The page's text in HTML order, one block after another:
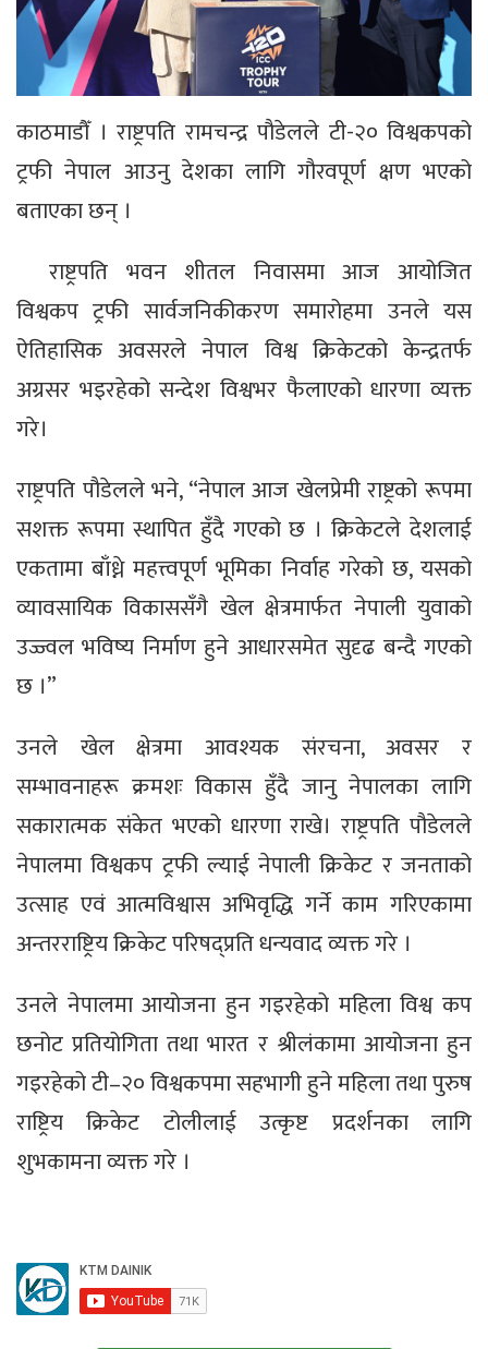
काठमाडौँ । राष्ट्रपति रामचन्द्र पौडेलले टी-२० विश्वकपको
ट्रफी नेपाल आउनु देशका लागि गौरवपूर्ण क्षण भएको
बताएका छन् ।
राष्ट्रपति भवन शीतल निवासमा आज आयोजित
विश्वकप ट्रफी सार्वजनिकीकरण समारोहमा उनले यस
ऐतिहासिक अवसरले नेपाल विश्व क्रिकेटको केन्द्रतर्फ
अग्रसर भइरहेको सन्देश विश्वभर फैलाएको धारणा व्यक्त
गरे।
राष्ट्रपति पौडेलले भने, “नेपाल आज खेलप्रेमी राष्ट्रको रूपमा
सशक्त रूपमा स्थापित हुँदै गएको छ । क्रिकेटले देशलाई
एकतामा बाँध्ने महत्त्वपूर्ण भूमिका निर्वाह गरेको छ, यसको
व्यावसायिक विकाससँगै खेल क्षेत्रमार्फत नेपाली युवाको
उज्ज्वल भविष्य निर्माण हुने आधारसमेत सुदृढ बन्दै गएको
छ ।”
उनले खेल क्षेत्रमा आवश्यक संरचना, अवसर र
सम्भावनाहरू क्रमशः विकास हुँदै जानु नेपालका लागि
सकारात्मक संकेत भएको धारणा राखे। राष्ट्रपति पौडेलले
नेपालमा विश्वकप ट्रफी ल्याई नेपाली क्रिकेट र जनताको
उत्साह एवं आत्मविश्वास अभिवृद्धि गर्ने काम गरिएकामा
अन्तरराष्ट्रिय क्रिकेट परिषद्प्रति धन्यवाद व्यक्त गरे ।
उनले नेपालमा आयोजना हुन गइरहेको महिला विश्व कप
छनोट प्रतियोगिता तथा भारत र श्रीलंकामा आयोजना हुन
गइरहेको टी–२० विश्वकपमा सहभागी हुने महिला तथा पुरुष
राष्ट्रिय क्रिकेट टोलीलाई उत्कृष्ट प्रदर्शनका लागि
शुभकामना व्यक्त गरे ।